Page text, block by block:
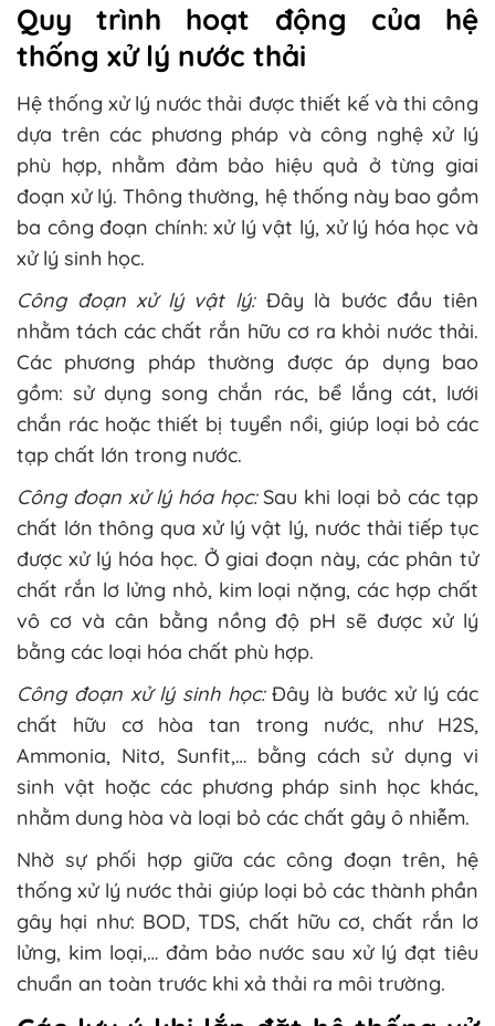
Quy trình hoạt động của hệ
thống xử lý nước thải
Hệ thống xử lý nước thải được thiết kế và thi công
dựa trên các phương pháp và công nghệ xử lý
phù hợp, nhằm đảm bảo hiệu quả ở từng giai
đoạn xử lý. Thông thường, hệ thống này bao gồm
ba công đoạn chính: xử lý vật lý, xử lý hóa học và
xử lý sinh học.
Công đoạn xử lý vật lý:Đây là bước đầu tiên
nhằm tách các chất rắn hữu cơ ra khỏi nước thải.
Các phương pháp thường được áp dụng bao
gồm: sử dụng song chắn rác, bể lắng cát, lưới
chắn rác hoặc thiết bị tuyển nổi, giúp loại bỏ các
tạp chất lớn trong nước.
Công đoạn xử lý hóa học:Sau khi loại bỏ các tạp
chất lớn thông qua xử lý vật lý, nước thải tiếp tục
được xử lý hóa học. Ở giai đoạn này, các phân tử
chất rắn lơ lửng nhỏ, kim loại nặng, các hợp chất
vô cơ và cân bằng nồng độ pH sẽ được xử lý
bằng các loại hóa chất phù hợp.
Công đoạn xử lý sinh học:Đây là bước xử lý các
chất hữu cơ hòa tan trong nước, như H2S,
Ammonia, Nitơ, Sunfit,… bằng cách sử dụng vi
sinh vật hoặc các phương pháp sinh học khác,
nhằm dung hòa và loại bỏ các chất gây ô nhiễm.
Nhờ sự phối hợp giữa các công đoạn trên, hệ
thống xử lý nước thải giúp loại bỏ các thành phần
gây hại như: BOD, TDS, chất hữu cơ, chất rắn lơ
lửng, kim loại,… đảm bảo nước sau xử lý đạt tiêu
chuẩn an toàn trước khi xả thải ra môi trường.